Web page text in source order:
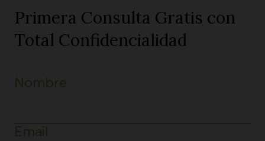
Primera Consulta Gratis con
Total Confidencialidad
Nombre
Email